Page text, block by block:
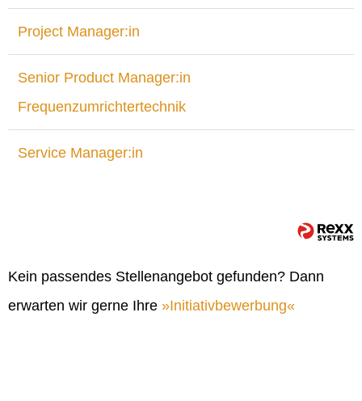
Project Manager:in
Senior Product Manager:in
Frequenzumrichtertechnik
Service Manager:in
Kein passendes Stellenangebot gefunden? Dann
erwarten wir gerne Ihre
Initiativbewerbung